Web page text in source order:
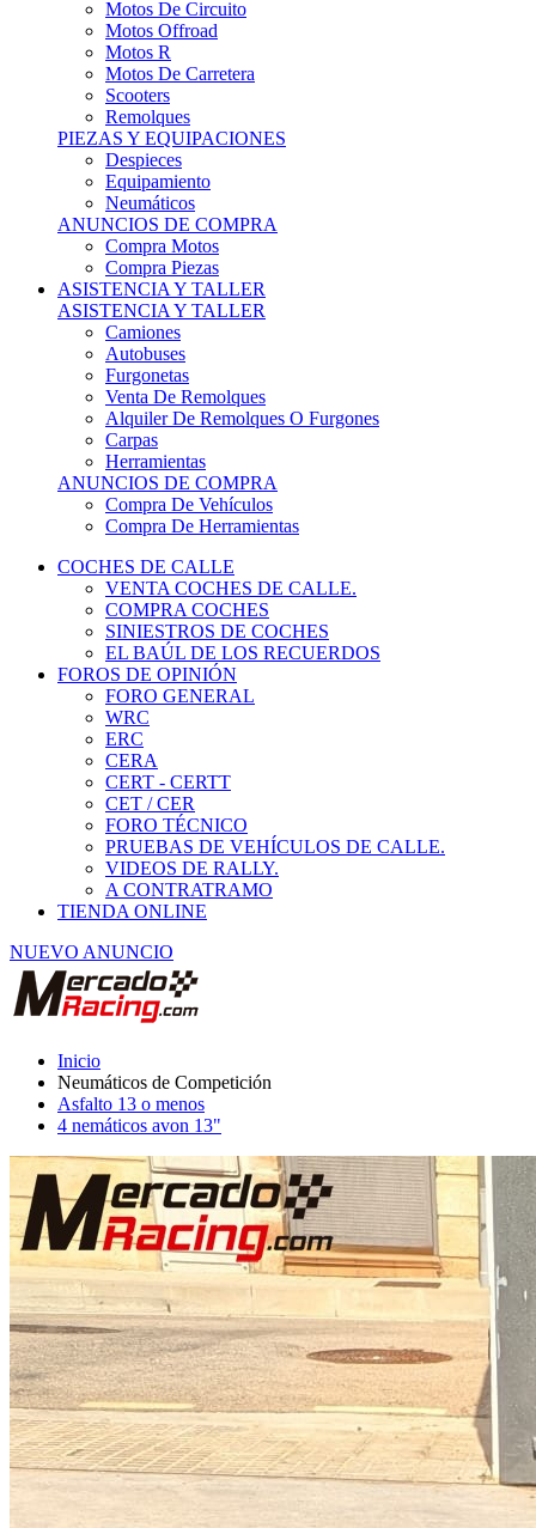
Motos R
Motos De Carretera
Scooters
Remolques
PIEZAS Y EQUIPACIONES
Despieces
Equipamiento
Neumáticos
ANUNCIOS DE COMPRA
Compra Motos
Compra Piezas
ASISTENCIA Y TALLER
ASISTENCIA Y TALLER
Camiones
Autobuses
Furgonetas
Venta De Remolques
Alquiler De Remolques O Furgones
Carpas
Herramientas
ANUNCIOS DE COMPRA
Compra De Vehículos
Compra De Herramientas
COCHES DE CALLE
VENTA COCHES DE CALLE.
COMPRA COCHES
SINIESTROS DE COCHES
EL BAÚL DE LOS RECUERDOS
FOROS DE OPINIÓN
FORO GENERAL
WRC
ERC
CERA
CERT - CERTT
CET / CER
FORO TÉCNICO
PRUEBAS DE VEHÍCULOS DE CALLE.
VIDEOS DE RALLY.
A CONTRATRAMO
TIENDA ONLINE
NUEVO ANUNCIO
Neumáticos de Competición
Asfalto 13 o menos
4 nemáticos avon 13"